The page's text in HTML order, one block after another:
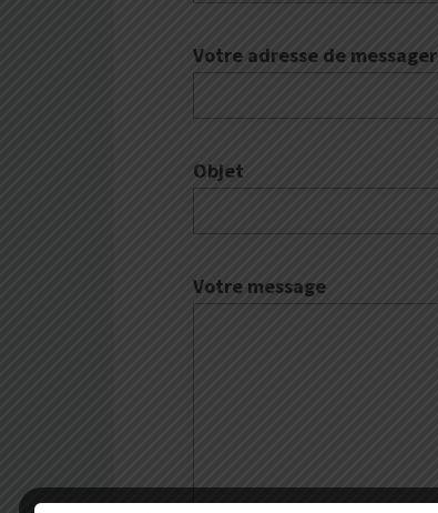
Votre adresse de
Objet
Votre message